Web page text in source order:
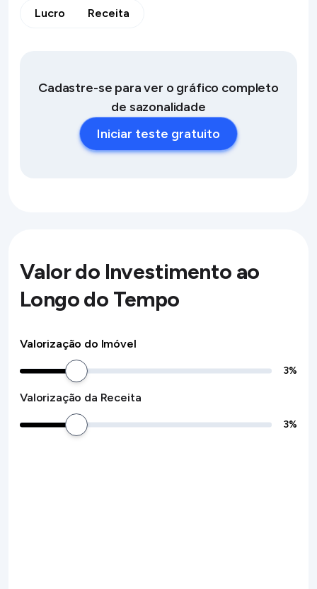
Lucro Receita
Cadastre-se para ver o gráfico completo
de sazonalidade
Iniciar teste gratuito
Valor do Investimento ao
Longo do Tempo
Valorização do Imóvel
3%
Valorização da Receita
3%